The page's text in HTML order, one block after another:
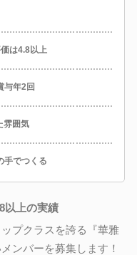
は4.8以上
与年2回
雰囲気
手でつくる
以上の実績
プクラスを誇る『華雅
ンバーを募集します！